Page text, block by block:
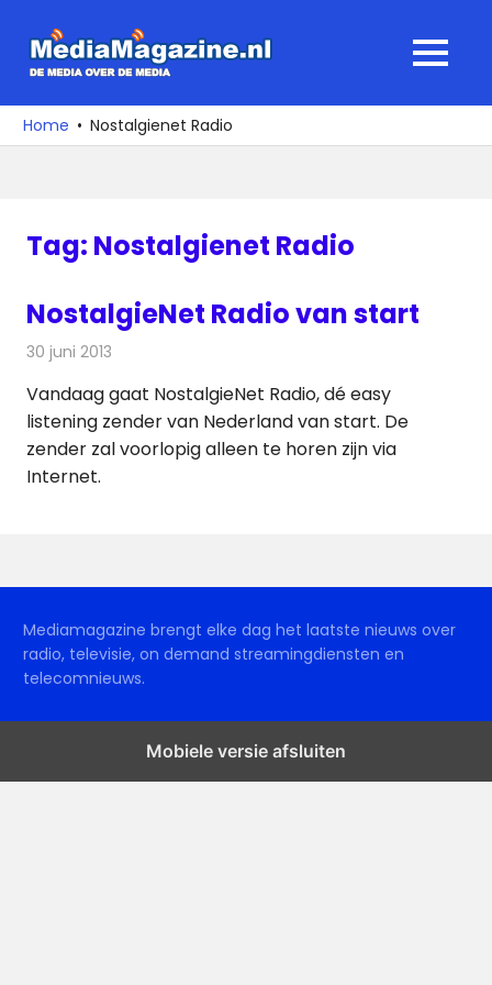
naar
media
over
MENU
Home Nostalgienet Radio
Tag: Nostalgienet Radio
NostalgieNet Radio van start
30 juni 2013
Vandaag gaat NostalgieNet Radio, dé easy
listening zender van Nederland van start. De
zender zal voorlopig alleen te horen zijn via
Internet.
Mediamagazine brengt elke dag het laatste nieuws over
radio, televisie, on demand streamingdiensten en
telecomnieuws.
Mobiele versie afsluiten